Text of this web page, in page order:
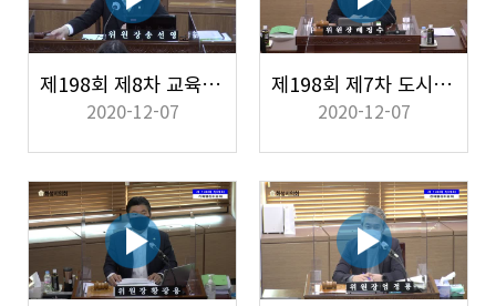
제198회 제8차 교육복지위원회
2020-12-07
제198회 제7차 도시건설위원회
2020-12-07